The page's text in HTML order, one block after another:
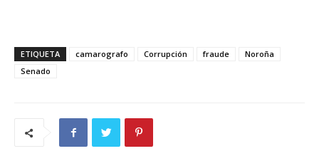
ETIQUETA camarografo Corrupción fraude
Noroña
Senado